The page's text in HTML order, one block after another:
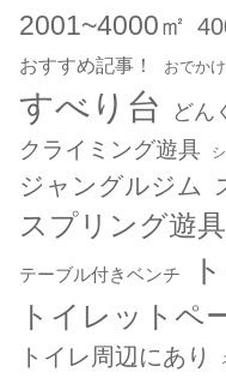
2001~4000㎡
おすすめ記事！ おでかけ
すべり台 どん
クライミング遊具
ジャングルジム
スプリング遊
テーブル付きベンチ
トイレットペ
トイレ周辺にあり